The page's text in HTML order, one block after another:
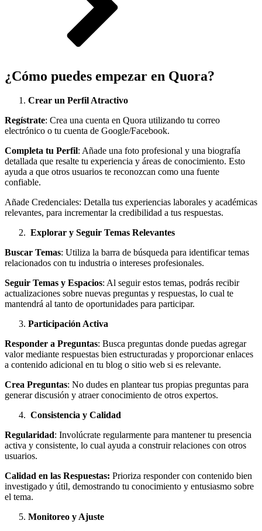
¿Cómo puedes empezar en Quora?
Crear un Perfil Atractivo
Regístrate: Crea una cuenta en Quora utilizando tu correo
electrónico o tu cuenta de Google/Facebook.
Completa tu Perfil: Añade una foto profesional y una biografía
detallada que resalte tu experiencia y áreas de conocimiento. Esto
ayuda a que otros usuarios te reconozcan como una fuente
confiable.
Añade Credenciales: Detalla tus experiencias laborales y académicas
relevantes, para incrementar la credibilidad a tus respuestas.
Explorar y Seguir Temas Relevantes
Buscar Temas: Utiliza la barra de búsqueda para identificar temas
relacionados con tu industria o intereses profesionales.
Seguir Temas y Espacios: Al seguir estos temas, podrás recibir
actualizaciones sobre nuevas preguntas y respuestas, lo cual te
mantendrá al tanto de oportunidades para participar.
Participación Activa
Responder a Preguntas: Busca preguntas donde puedas agregar
valor mediante respuestas bien estructuradas y proporcionar enlaces
a contenido adicional en tu blog o sitio web si es relevante.
Crea Preguntas: No dudes en plantear tus propias preguntas para
generar discusión y atraer conocimiento de otros expertos.
Consistencia y Calidad
Regularidad: Involúcrate regularmente para mantener tu presencia
activa y consistente, lo cual ayuda a construir relaciones con otros
usuarios.
Calidad en las Respuestas: Prioriza responder con contenido bien
investigado y útil, demostrando tu conocimiento y entusiasmo sobre
el tema.
Monitoreo y Ajuste